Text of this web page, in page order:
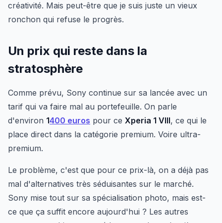
créativité. Mais peut-être que je suis juste un vieux
ronchon qui refuse le progrès.
Un prix qui reste dans la
stratosphère
Comme prévu, Sony continue sur sa lancée avec un
tarif qui va faire mal au portefeuille. On parle
d'environ 1400 euros pour ce Xperia 1 VIII, ce qui le
place direct dans la catégorie premium. Voire ultra-
premium.
Le problème, c'est que pour ce prix-là, on a déjà pas
mal d'alternatives très séduisantes sur le marché.
Sony mise tout sur sa spécialisation photo, mais est-
ce que ça suffit encore aujourd'hui ? Les autres